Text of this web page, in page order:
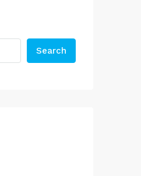
Search